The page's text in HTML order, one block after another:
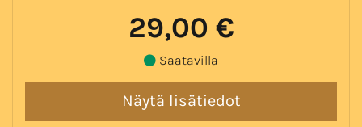
29,00 €
Saatavilla